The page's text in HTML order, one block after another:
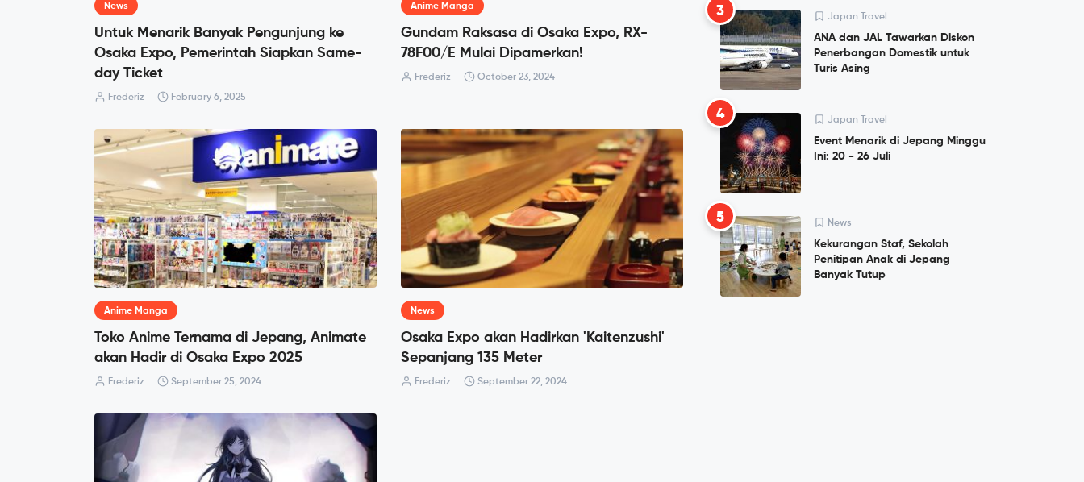
News
Untuk Menarik Banyak Pengunjung ke
Osaka Expo, Pemerintah Siapkan Same-
day Ticket
Frederiz February 6, 2025
Anime Manga
Gundam Raksasa di Osaka Expo, RX-
78F00/E Mulai Dipamerkan!
Frederiz October 23, 2024
Anime Manga
Toko Anime Ternama di Jepang, Animate
akan Hadir di Osaka Expo 2025
Frederiz September 25, 2024
News
Osaka Expo akan Hadirkan 'Kaitenzushi'
Sepanjang 135 Meter
Frederiz September 22, 2024
3 Japan Travel
ANA dan JAL Tawarkan Diskon
Penerbangan Domestik untuk
Turis Asing
4 Japan Travel
Event Menarik di Jepang Minggu
Ini: 20 - 26 Juli
5 News
Kekurangan Staf, Sekolah
Penitipan Anak di Jepang
Banyak Tutup